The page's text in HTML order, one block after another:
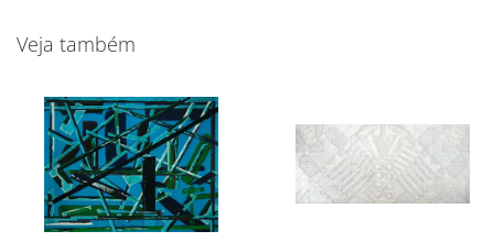
Veja também